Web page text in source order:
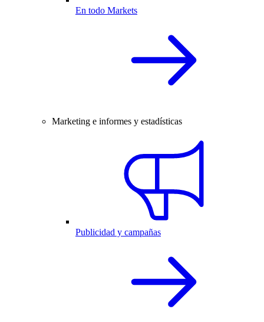
En todo Markets
Marketing e informes y estadísticas
Publicidad y campañas